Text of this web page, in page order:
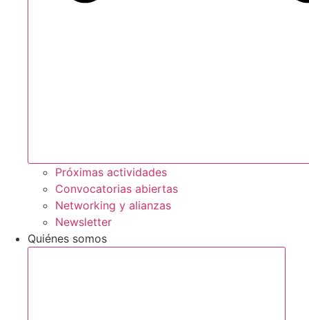
Próximas actividades
Convocatorias abiertas
Networking y alianzas
Newsletter
Quiénes somos